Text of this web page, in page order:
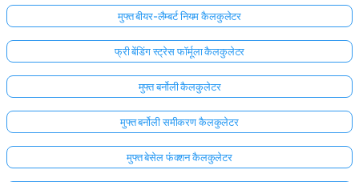
पहला
प्रश्न
पूछें
मुफ्त बीयर-लैम्बर्ट नियम कैलकुलेटर
फ्री बेंडिंग स्ट्रेस फॉर्मूला कैलकुलेटर
मुफ्त बर्नोली कैलकुलेटर
मुफ्त बर्नोली समीकरण कैलकुलेटर
मुफ्त बेसेल फंक्शन कैलकुलेटर